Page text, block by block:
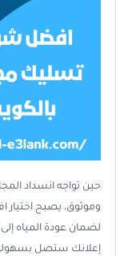
حين تواجه انسداد
وموثوق، يصبح
لضمان عودة المياه
إعلانك ستصل